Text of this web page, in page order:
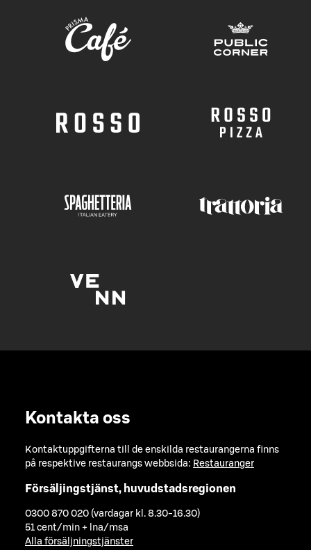
Kontakta oss
Kontaktuppgifterna till de enskilda restaurangerna finns
på respektive restaurangs webbsida: Restauranger
Försäljingstjänst, huvudstadsregionen
0300 870 020 (vardagar kl. 8.30-16.30)
51 cent/min + lna/msa
Alla försäljningstjänster